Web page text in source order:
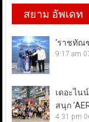
สยาม อัพเดท
‘ราชทัณฑ์
9:17 am
เดอะไน
สนุก
4:31 pm